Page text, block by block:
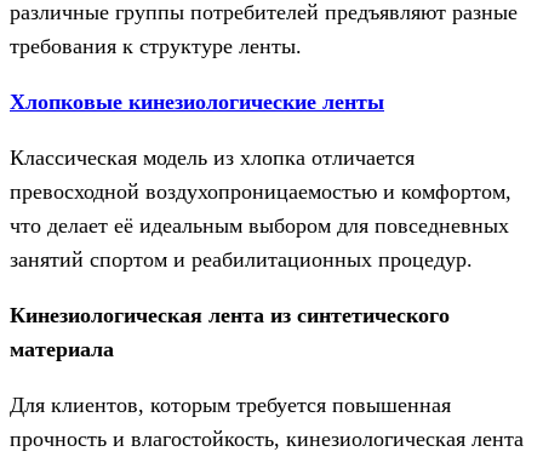
различные группы потребителей предъявляют разные
требования к структуре ленты.
Хлопковые кинезиологические ленты
Классическая модель из хлопка отличается
превосходной воздухопроницаемостью и комфортом,
что делает её идеальным выбором для повседневных
занятий спортом и реабилитационных процедур.
Кинезиологическая лента из синтетического
материала
Для клиентов, которым требуется повышенная
прочность и влагостойкость, кинезиологическая лента